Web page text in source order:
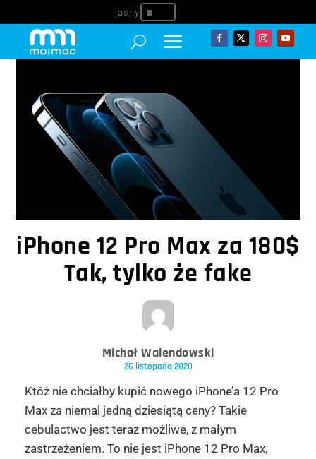
^
iPhone 12 Pro Max za 180$
Tak, tylko że fake
Michał Walendowski
26 listopada 2020
Któż nie chciałby kupić nowego iPhone’a 12 Pro
Max za niemal jedną dziesiątą ceny? Takie
cebulactwo jest teraz możliwe, z małym
zastrzeżeniem. To nie jest iPhone 12 Pro Max,